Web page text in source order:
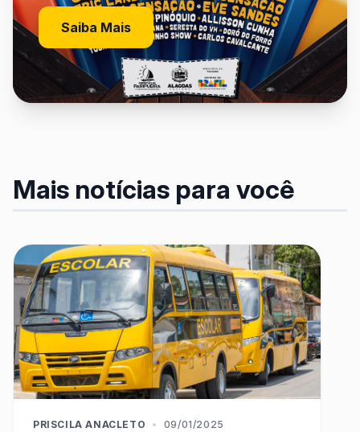
Saiba Mais
Mais notícias para você
PRISCILA ANACLETO • 09/01/2025